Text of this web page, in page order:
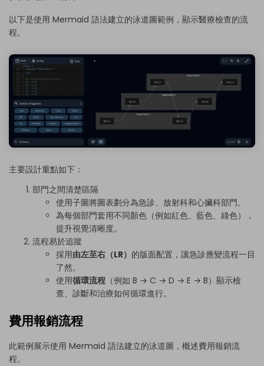
以下是使用 Mermaid 語法建立的泳道圖範例，顯示醫療檢查的流
程。
主要設計重點如下：
部門之間清楚區隔
使用子圖將圖表劃分為急診、放射科和心臟科部門。
為每個部門套用不同顏色（例如紅色、藍色、綠色），
提升視覺清晰度。
流程易於追蹤
採用由左至右（LR） 的版面配置，讓急診應變流程一目
了然。
使用循環流程 （例如 B → C → D → E → B）顯示檢
查、診斷和治療如何循環進行。
費用報銷流程
此範例展示使用 Mermaid 語法建立的泳道圖，概述費用報銷流
程。